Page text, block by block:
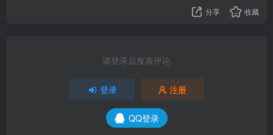
分享 收藏
请登录后发表评论
登录 注册
QQ登录